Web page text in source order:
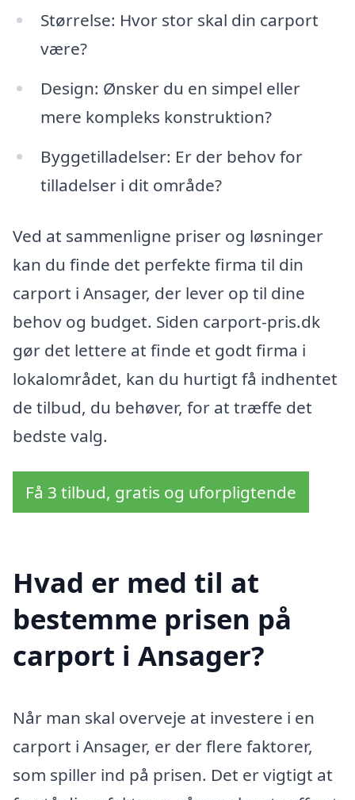
Størrelse: Hvor stor skal din carport
være?
Design: Ønsker du en simpel eller
mere kompleks konstruktion?
Byggetilladelser: Er der behov for
tilladelser i dit område?
Ved at sammenligne priser og løsninger
kan du finde det perfekte firma til din
carport i Ansager, der lever op til dine
behov og budget. Siden carport-pris.dk
gør det lettere at finde et godt firma i
lokalområdet, kan du hurtigt få indhentet
de tilbud, du behøver, for at træffe det
bedste valg.
Få 3 tilbud, gratis og uforpligtende
Hvad er med til at
bestemme prisen på
carport i Ansager?
Når man skal overveje at investere i en
carport i Ansager, er der flere faktorer,
som spiller ind på prisen. Det er vigtigt at